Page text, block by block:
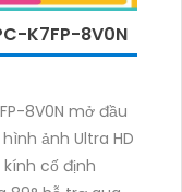
K7FP-8V0N
8V0N mở đầu
ảnh Ultra HD
kính cố định